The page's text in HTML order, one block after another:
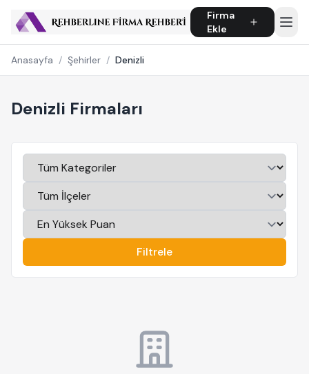
Firma
Ekle
Anasayfa / Şehirler / Denizli
Denizli Firmaları
Filtrele